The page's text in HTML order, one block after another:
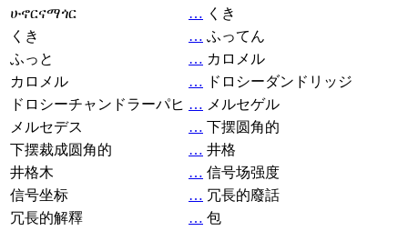
ሁኖርናማጎር
… くき
くき
… ふってん
ふっと
… カロメル
カロメル
… ドロシーダンドリッジ
ドロシーチャンドラーパヒ … メルセゲル
メルセデス
… 下摆圆角的
下摆裁成圆角的
… 井格
井格木
… 信号场强度
信号坐标
… 冗長的廢話
冗長的解釋
… 包